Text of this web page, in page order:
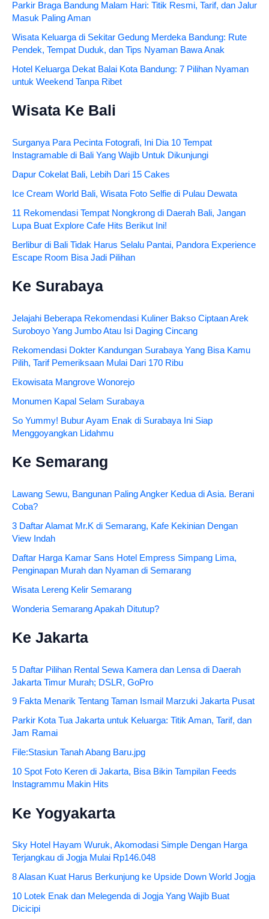
Parkir Braga Bandung Malam Hari: Titik Resmi, Tarif, dan Jalur
Masuk Paling Aman
Wisata Keluarga di Sekitar Gedung Merdeka Bandung: Rute
Pendek, Tempat Duduk, dan Tips Nyaman Bawa Anak
Hotel Keluarga Dekat Balai Kota Bandung: 7 Pilihan Nyaman
untuk Weekend Tanpa Ribet
Wisata Ke Bali
Surganya Para Pecinta Fotografi, Ini Dia 10 Tempat
Instagramable di Bali Yang Wajib Untuk Dikunjungi
Dapur Cokelat Bali, Lebih Dari 15 Cakes
Ice Cream World Bali, Wisata Foto Selfie di Pulau Dewata
11 Rekomendasi Tempat Nongkrong di Daerah Bali, Jangan
Lupa Buat Explore Cafe Hits Berikut Ini!
Berlibur di Bali Tidak Harus Selalu Pantai, Pandora Experience
Escape Room Bisa Jadi Pilihan
Ke Surabaya
Jelajahi Beberapa Rekomendasi Kuliner Bakso Ciptaan Arek
Suroboyo Yang Jumbo Atau Isi Daging Cincang
Rekomendasi Dokter Kandungan Surabaya Yang Bisa Kamu
Pilih, Tarif Pemeriksaan Mulai Dari 170 Ribu
Ekowisata Mangrove Wonorejo
Monumen Kapal Selam Surabaya
So Yummy! Bubur Ayam Enak di Surabaya Ini Siap
Menggoyangkan Lidahmu
Ke Semarang
Lawang Sewu, Bangunan Paling Angker Kedua di Asia. Berani
Coba?
3 Daftar Alamat Mr.K di Semarang, Kafe Kekinian Dengan
View Indah
Daftar Harga Kamar Sans Hotel Empress Simpang Lima,
Penginapan Murah dan Nyaman di Semarang
Wisata Lereng Kelir Semarang
Wonderia Semarang Apakah Ditutup?
Ke Jakarta
5 Daftar Pilihan Rental Sewa Kamera dan Lensa di Daerah
Jakarta Timur Murah; DSLR, GoPro
9 Fakta Menarik Tentang Taman Ismail Marzuki Jakarta Pusat
Parkir Kota Tua Jakarta untuk Keluarga: Titik Aman, Tarif, dan
Jam Ramai
File:Stasiun Tanah Abang Baru.jpg
10 Spot Foto Keren di Jakarta, Bisa Bikin Tampilan Feeds
Instagrammu Makin Hits
Ke Yogyakarta
Sky Hotel Hayam Wuruk, Akomodasi Simple Dengan Harga
Terjangkau di Jogja Mulai Rp146.048
8 Alasan Kuat Harus Berkunjung ke Upside Down World Jogja
10 Lotek Enak dan Melegenda di Jogja Yang Wajib Buat
Dicicipi